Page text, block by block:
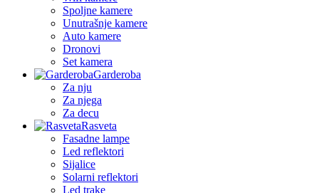
Spoljne kamere
Unutrašnje kamere
Auto kamere
Dronovi
Set kamera
Garderoba
Za nju
Za njega
Za decu
Rasveta
Fasadne lampe
Led reflektori
Sijalice
Solarni reflektori
Led trake